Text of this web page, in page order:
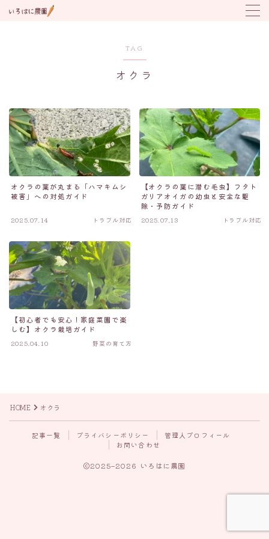
トラブル対応
植付け時期カレンダー
Follow Me
TAG
オクラ
オクラの葉が丸まる「ハマキムシ
被害」への対処ガイド
2025.07.14 トラブル対応
【オクラの葉に潜む毛虫】フタト
ガリアオイガの幼虫と安全な駆
除・予防ガイド
2025.07.13 トラブル対応
【初心者でも安心！家庭菜園で楽
しむ】オクラ栽培ガイド
2025.04.10 野菜の育て方
HOME オクラ
記事一覧 プライバシーポリシー
管理人プロフィール
お問い合わせ
2025–2026 いろはに農園